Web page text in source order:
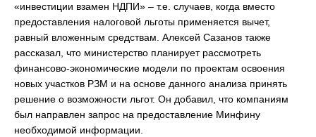
«инвестиции взамен НДПИ» – т.е. случаев, когда вместо
предоставления налоговой льготы применяется вычет,
равный вложенным средствам. Алексей Сазанов также
рассказал, что министерство планирует рассмотреть
финансово-экономические модели по проектам освоения
новых участков РЗМ и на основе данного анализа принять
решение о возможности льгот. Он добавил, что компаниям
был направлен запрос на предоставление Минфину
необходимой информации.